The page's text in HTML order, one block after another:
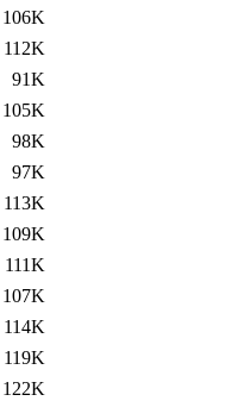
106K
112K
91K
105K
98K
97K
113K
109K
111K
107K
114K
119K
122K